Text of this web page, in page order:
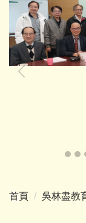
首頁 吳林盡教